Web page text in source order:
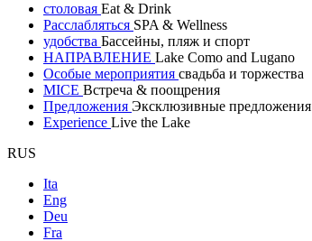
столовая Eat & Drink
Расслабляться SPA & Wellness
удобства Бассейны, пляж и спорт
НАПРАВЛЕНИЕ Lake Como and Lugano
Особые мероприятия свадьба и торжества
MICE Встреча & поощрения
Предложения Эксклюзивные предложения
Experience Live the Lake
RUS
Ita
Eng
Deu
Fra